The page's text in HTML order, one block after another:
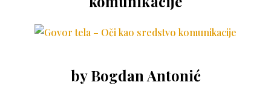
byBogdan Antonić